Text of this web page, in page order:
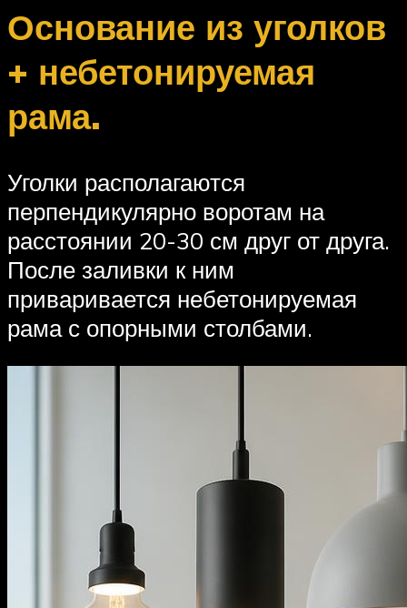
Основание из уголков
+ небетонируемая
рама.
Уголки располагаются
перпендикулярно воротам на
расстоянии 20-30 см друг от друга.
После заливки к ним
приваривается небетонируемая
рама с опорными столбами.